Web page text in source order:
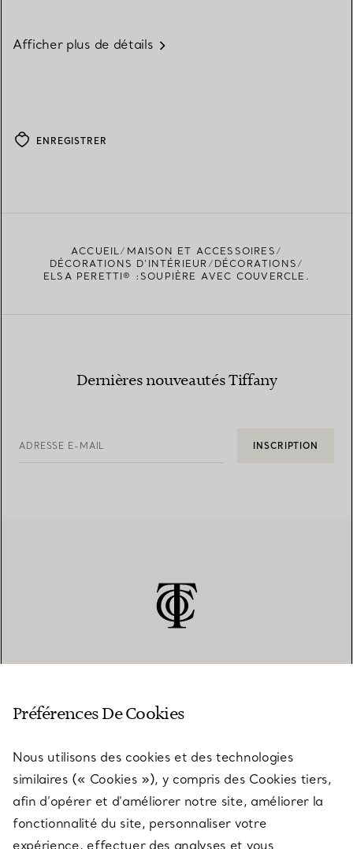
Afficher plus de détails
ENREGISTRER
ACCUEIL
MAISON ET ACCESSOIRES
DÉCORATIONS D'INTÉRIEUR
DÉCORATIONS
ELSA PERETTI® :SOUPIÈRE AVEC COUVERCLE.
Dernières nouveautés Tiffany
ADRESSE E-MAIL INSCRIPTION
SERVICES
À PROPOS
Préférences De Cookies
Nous utilisons des cookies et des technologies
similaires (« Cookies »), y compris des Cookies tiers,
afin d’opérer et d’améliorer notre site, améliorer la
fonctionnalité du site, personnaliser votre
expérience, effectuer des analyses et vous